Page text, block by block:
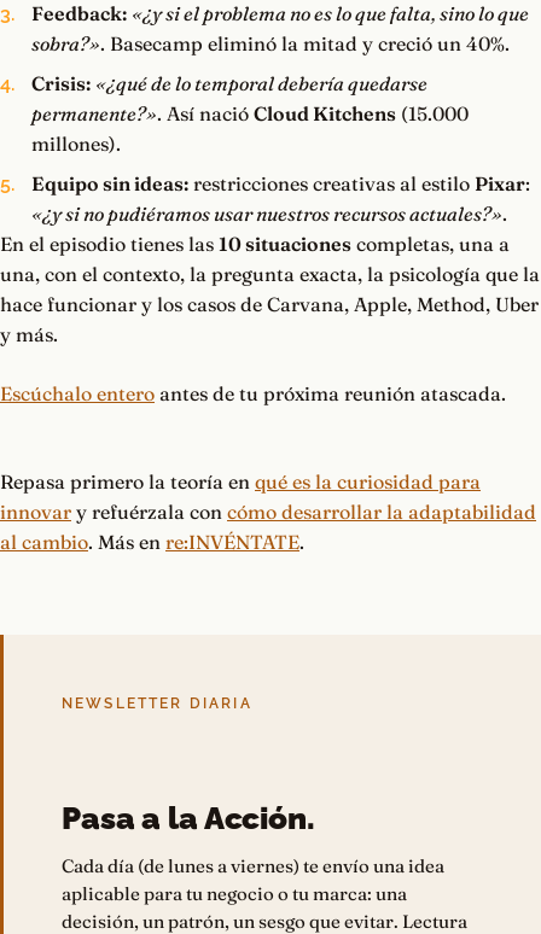
Feedback: «¿y si el problema no es lo que falta, sino lo que
sobra?». Basecamp eliminó la mitad y creció un 40%.
Crisis: «¿qué de lo temporal debería quedarse
permanente?». Así nació Cloud Kitchens(15.000
millones).
Equipo sin ideas:restricciones creativas al estilo Pixar:
«¿y si no pudiéramos usar nuestros recursos actuales?».
En el episodio tienes las 10 situaciones completas, una a
una, con el contexto, la pregunta exacta, la psicología que la
hace funcionar y los casos de Carvana, Apple, Method, Uber
y más.
Escúchalo entero antes de tu próxima reunión atascada.
Repasa primero la teoría en qué es la curiosidad para
innovar y refuérzala con cómo desarrollar la adaptabilidad
al cambio. Más en re:INVÉNTATE.
NEWSLETTER DIARIA
Pasa a la Acción.
Cada día (de lunes a viernes) te envío una idea
aplicable para tu negocio o tu marca: una
decisión, un patrón, un sesgo que evitar. Lectura